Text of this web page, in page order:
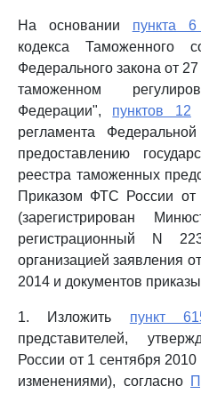
На основании пункта
кодекса Таможенного
Федерального закона от
таможенном
Федерации", пунктов 12
регламента
предоставлению
реестра таможенных
Приказом ФТС России от
(зарегистрирован
регистрационный N
организацией заявления
2014 и документов
1. Изложить пункт
представителей,
России от 1 сентября
изменениями), согласно